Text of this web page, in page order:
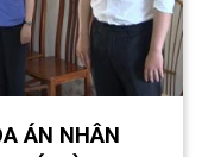
ÁN NHÂN